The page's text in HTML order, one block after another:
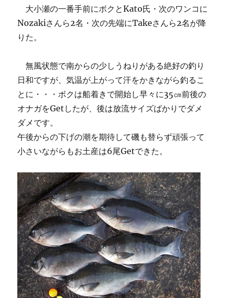
大小瀬の一番手前にボクとKato氏・次のワンコに
Nozakiさんら2名・次の先端にTakeさんら2名が降
りた。
無風状態で南からの少しうねりがある絶好の釣り
日和ですが、気温が上がって汗をかきながら釣るこ
とに・・・ボクは船着きで開始し早々に35㎝前後の
オナガをGetしたが、後は放流サイズばかりでダメ
ダメです。
午後からの下げの潮を期待して磯も替らず頑張って
小さいながらもお土産は6尾Getできた。